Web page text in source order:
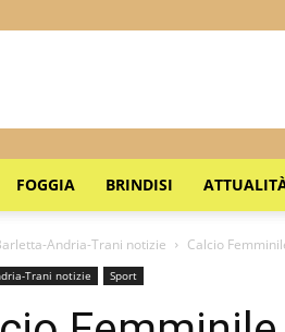
FOGGIA BRINDISI
Andria-Trani notizie Calcio
Trani notizie Sport